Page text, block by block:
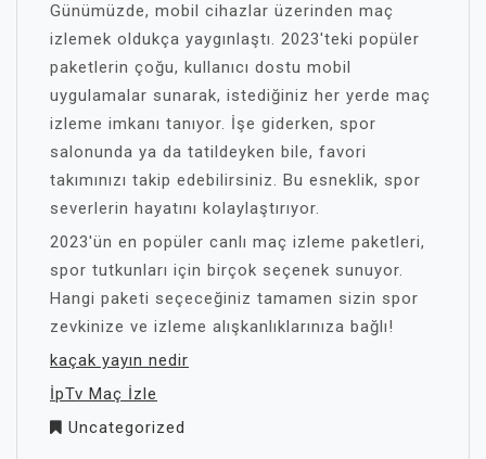
Günümüzde, mobil cihazlar üzerinden maç
izlemek oldukça yaygınlaştı. 2023'teki popüler
paketlerin çoğu, kullanıcı dostu mobil
uygulamalar sunarak, istediğiniz her yerde maç
izleme imkanı tanıyor. İşe giderken, spor
salonunda ya da tatildeyken bile, favori
takımınızı takip edebilirsiniz. Bu esneklik, spor
severlerin hayatını kolaylaştırıyor.
2023'ün en popüler canlı maç izleme paketleri,
spor tutkunları için birçok seçenek sunuyor.
Hangi paketi seçeceğiniz tamamen sizin spor
zevkinize ve izleme alışkanlıklarınıza bağlı!
kaçak yayın nedir
İpTv Maç İzle
Uncategorized